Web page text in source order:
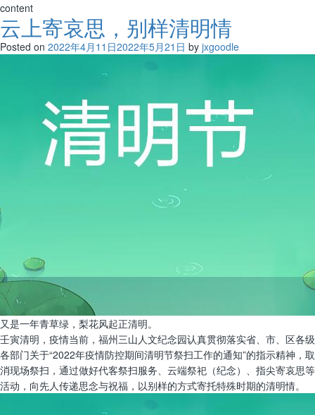
content
云上寄哀思，别样清明情
Posted on 2022年4月11日2022年5月21日 by jxgoodle
又是一年青草绿，梨花风起正清明。
壬寅清明，疫情当前，福州三山人文纪念园认真贯彻落实省、市、区各级
各部门关于“2022年疫情防控期间清明节祭扫工作的通知”的指示精神，取
消现场祭扫，通过做好代客祭扫服务、云端祭祀（纪念）、指尖寄哀思等
活动，向先人传递思念与祝福，以别样的方式寄托特殊时期的清明情。